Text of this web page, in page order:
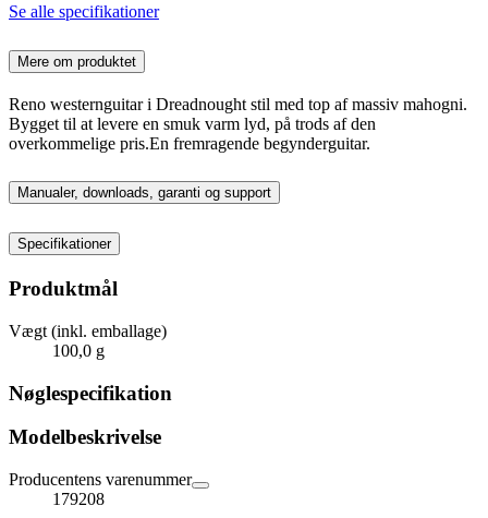
Se alle specifikationer
Mere om produktet
Reno westernguitar i Dreadnought stil med top af massiv mahogni.
Bygget til at levere en smuk varm lyd, på trods af den
overkommelige pris.En fremragende begynderguitar.
Manualer, downloads, garanti og support
Specifikationer
Produktmål
Vægt (inkl. emballage)
100,0 g
Nøglespecifikation
Modelbeskrivelse
Producentens varenummer
179208